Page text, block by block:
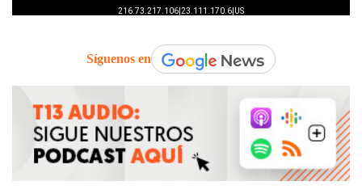
Síguenos en